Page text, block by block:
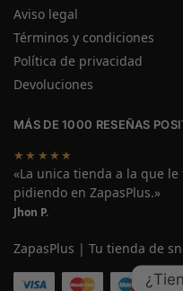
Aviso legal
Términos y condiciones
Política de privacidad
Devoluciones
MÁS DE 1000 RESEÑAS
★★★★★
«La unica tienda a la que
pidiendo en ZapasPlus.»
Jhon P.
ZapasPlus | Tu tienda de